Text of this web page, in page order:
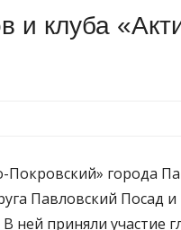
и клуба
города
Павловский Посад
приняли участие